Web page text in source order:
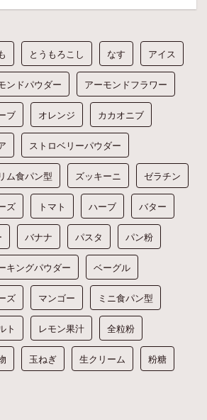
とうもろこし なす アイス
ンドパウダー アーモンドフラワー
ブ オレンジ カカオニブ
ストロベリーパウダー
ム食パン型 ズッキーニ ゼラチン
ズ トマト ハーブ バター
バナナ パスタ パン粉
キングパウダー ベーグル
ズ マンゴー ミニ食パン型
ト レモン果汁 全粒粉
玉ねぎ 生クリーム 粉糖